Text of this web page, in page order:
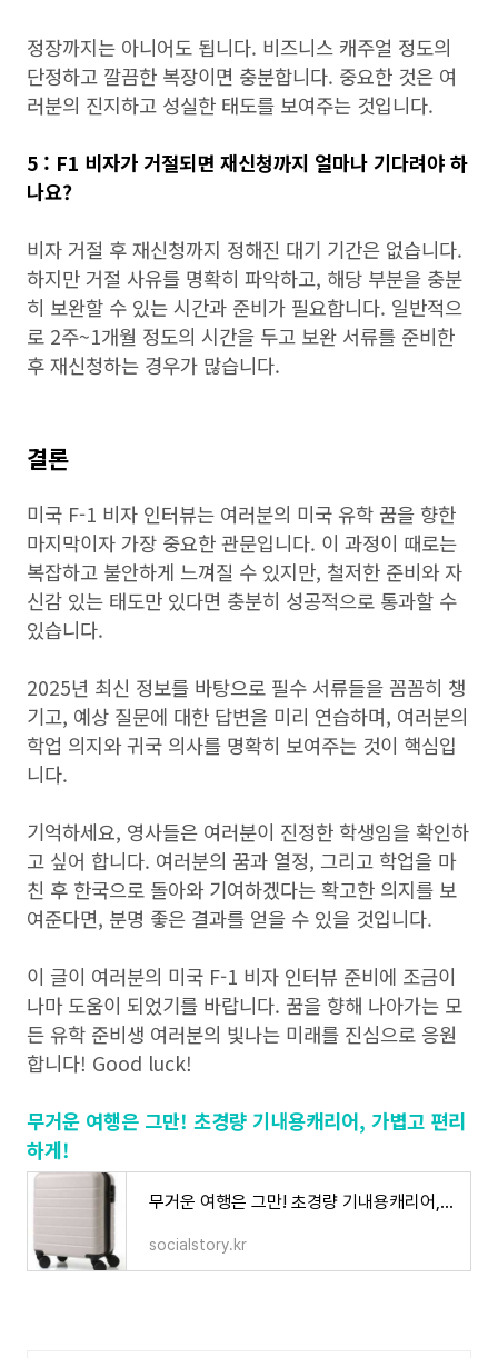
정장까지는 아니어도 됩니다. 비즈니스 캐주얼 정도의
단정하고 깔끔한 복장이면 충분합니다. 중요한 것은 여
러분의 진지하고 성실한 태도를 보여주는 것입니다.
5 : F1 비자가 거절되면 재신청까지 얼마나 기다려야 하
나요?
비자 거절 후 재신청까지 정해진 대기 기간은 없습니다.
하지만 거절 사유를 명확히 파악하고, 해당 부분을 충분
히 보완할 수 있는 시간과 준비가 필요합니다. 일반적으
로 2주~1개월 정도의 시간을 두고 보완 서류를 준비한
후 재신청하는 경우가 많습니다.
결론
미국 F-1 비자 인터뷰는 여러분의 미국 유학 꿈을 향한
마지막이자 가장 중요한 관문입니다. 이 과정이 때로는
복잡하고 불안하게 느껴질 수 있지만, 철저한 준비와 자
신감 있는 태도만 있다면 충분히 성공적으로 통과할 수
있습니다.
2025년 최신 정보를 바탕으로 필수 서류들을 꼼꼼히 챙
기고, 예상 질문에 대한 답변을 미리 연습하며, 여러분의
학업 의지와 귀국 의사를 명확히 보여주는 것이 핵심입
니다.
기억하세요, 영사들은 여러분이 진정한 학생임을 확인하
고 싶어 합니다. 여러분의 꿈과 열정, 그리고 학업을 마
친 후 한국으로 돌아와 기여하겠다는 확고한 의지를 보
여준다면, 분명 좋은 결과를 얻을 수 있을 것입니다.
이 글이 여러분의 미국 F-1 비자 인터뷰 준비에 조금이
나마 도움이 되었기를 바랍니다. 꿈을 향해 나아가는 모
든 유학 준비생 여러분의 빛나는 미래를 진심으로 응원
합니다! Good luck!
무거운 여행은 그만! 초경량 기내용캐리어, 가볍고 편리
하게!
무거운 여행은 그만! 초경량 기내용캐리어, 가볍고 편리하게!
socialstory.kr